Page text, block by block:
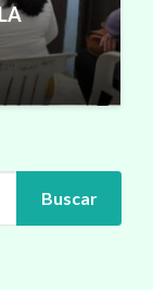
Buscar